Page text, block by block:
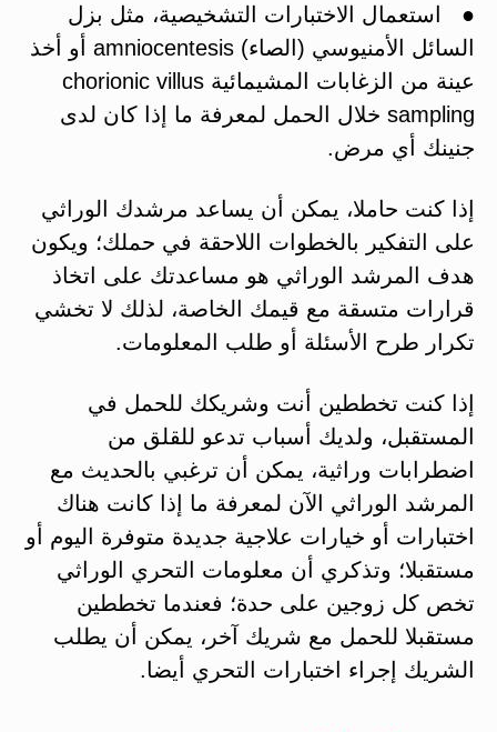
● استعمال الاختبارات التشخيصية، مثل بزل
السائل الأمنيوسي (الصاء) amniocentesis أو أخذ
عينة من الزغابات المشيمائية chorionic villus
sampling خلال الحمل لمعرفة ما إذا كان لدى
جنينك أي مرض.
إذا كنت حاملا، يمكن أن يساعد مرشدك الوراثي
على التفكير بالخطوات اللاحقة في حملك؛ ويكون
هدف المرشد الوراثي هو مساعدتك على اتخاذ
قرارات متسقة مع قيمك الخاصة، لذلك لا تخشي
تكرار طرح الأسئلة أو طلب المعلومات.
إذا كنت تخططين أنت وشريكك للحمل في
المستقبل، ولديك أسباب تدعو للقلق من
اضطرابات وراثية، يمكن أن ترغبي بالحديث مع
المرشد الوراثي الآن لمعرفة ما إذا كانت هناك
اختبارات أو خيارات علاجية جديدة متوفرة اليوم أو
مستقبلا؛ وتذكري أن معلومات التحري الوراثي
تخص كل زوجين على حدة؛ فعندما تخططين
مستقبلا للحمل مع شريك آخر، يمكن أن يطلب
الشريك إجراء اختبارات التحري أيضا.